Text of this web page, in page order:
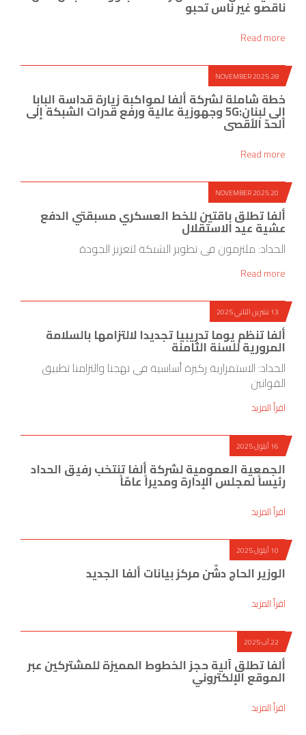
ناقصو غير ناس تحبو
Read more
28 NOVEMBER 2025
خطة شاملة لشركة ألفا لمواكبة زيارة قداسة البابا
إلى لبنان:5G وجهوزية عالية ورفع قدرات الشبكة إلى
الحدّ الأقصى
Read more
20 NOVEMBER 2025
ألفا تطلق باقتين للخط العسكري مسبقتي الدفع
عشية عيد الاستقلال
الحداد: ملتزمون في تطوير الشبكة لتعزيز الجودة
Read more
13 تشرين الثاني 2025
ألفا تنظم يوما تدريبيا تجديدا لالتزامها بالسلامة
المرورية للسنة الثامنة
الحداد: الاستمرارية ركيزة أساسية في نهجنا والتزامنا تطبيق
القوانين
اقرأ المزيد
16 أيلول 2025
الجمعية العمومية لشركة ألفا تنتخب رفيق الحداد
رئيساً لمجلس الإدارة ومديراً عامّاً
اقرأ المزيد
10 أيلول 2025
الوزير الحاج دشّن مركز بيانات ألفا الجديد
اقرأ المزيد
22 آب 2025
ألفا تطلق آلية حجز الخطوط المميزة للمشتركين عبر
الموقع الإلكتروني
اقرأ المزيد